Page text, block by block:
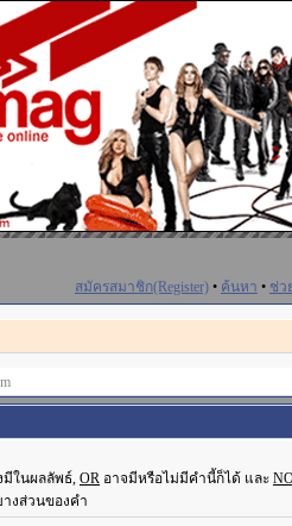
สมัครสมาชิก(Register) • ค้นหา • ช่ว
มีในผลลัพธ์, OR อาจมีหรือไม่มีคำนี้ก็ได้ และ
งส่วนของคำ